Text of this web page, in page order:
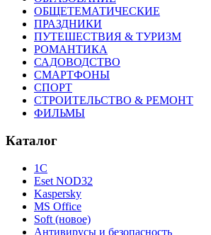
ОБЩЕТЕМАТИЧЕСКИЕ
ПРАЗДНИКИ
ПУТЕШЕСТВИЯ & ТУРИЗМ
РОМАНТИКА
САДОВОДСТВО
СМАРТФОНЫ
СПОРТ
СТРОИТЕЛЬСТВО & РЕМОНТ
ФИЛЬМЫ
Каталог
1С
Eset NOD32
Kaspersky
MS Office
Soft (новое)
Антивирусы и безопасность